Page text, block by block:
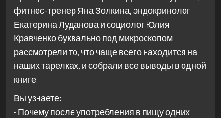
фитнес-тренер Яна Золкина, эндокринолог
Екатерина Луданова и социолог Юлия
Кравченко буквально под микроскопом
рассмотрели то, что чаще всего находится на
наших тарелках, и собрали все выводы в одной
книге.
Вы узнаете:
· Почему после употребления в пищу одних